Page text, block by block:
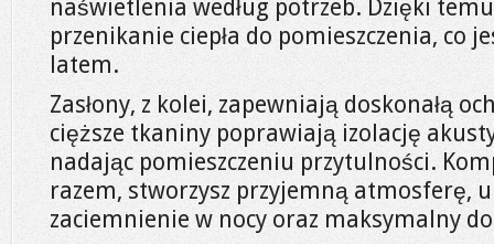
naświetlenia według potrzeb. Dzięki
przenikanie ciepła do pomieszczenia, co
latem.
Zasłony, z kolei, zapewniają doskonałą
cięższe tkaniny poprawiają izolację
nadając pomieszczeniu przytulności.
razem, stworzysz przyjemną atmosferę,
zaciemnienie w nocy oraz maksymalny